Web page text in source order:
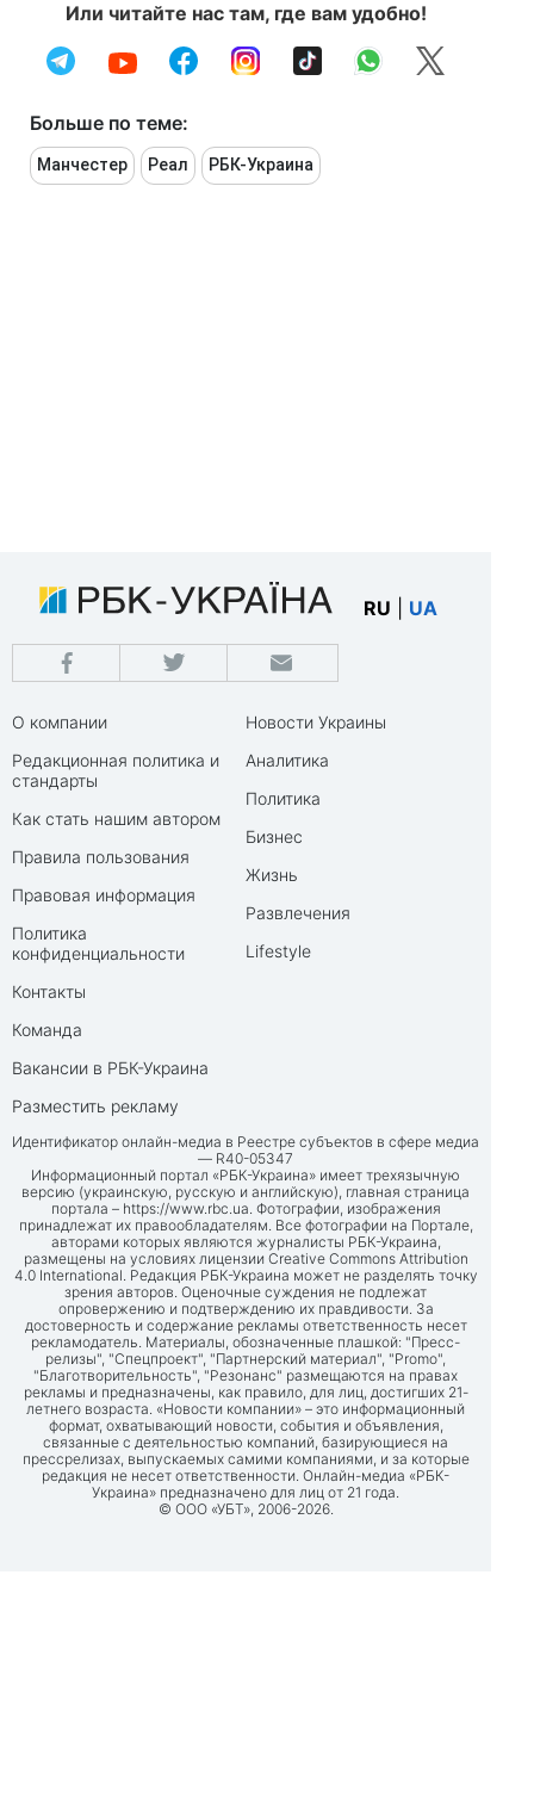
Или читайте нас там, где вам удобно!
Больше по теме:
Манчестер Реал РБК-Украина
RU UA
О компании
Редакционная политика и
стандарты
Как стать нашим автором
Правила пользования
Правовая информация
Политика
конфиденциальности
Контакты
Команда
Вакансии в РБК-Украина
Разместить рекламу
Новости Украины
Аналитика
Политика
Бизнес
Жизнь
Развлечения
Lifestyle
Идентификатор онлайн-медиа в Реестре субъектов в сфере медиа
— R40-05347
Информационный портал «РБК-Украина» имеет трехязычную
версию (украинскую, русскую и английскую), главная страница
портала – https://www.rbc.ua. Фотографии, изображения
принадлежат их правообладателям. Все фотографии на Портале,
авторами которых являются журналисты РБК-Украина,
размещены на условиях лицензии Creative Commons Attribution
4.0 International. Редакция РБК-Украина может не разделять точку
зрения авторов. Оценочные суждения не подлежат
опровержению и подтверждению их правдивости. За
достоверность и содержание рекламы ответственность несет
рекламодатель. Материалы, обозначенные плашкой: "Пресс-
релизы", "Спецпроект", "Партнерский материал", "Promo",
"Благотворительность", "Резонанс" размещаются на правах
рекламы и предназначены, как правило, для лиц, достигших 21-
летнего возраста. «Новости компании» – это информационный
формат, охватывающий новости, события и объявления,
связанные с деятельностью компаний, базирующиеся на
прессрелизах, выпускаемых самими компаниями, и за которые
редакция не несет ответственности. Онлайн-медиа «РБК-
Украина» предназначено для лиц от 21 года.
© ООО «УБТ», 2006-2026.